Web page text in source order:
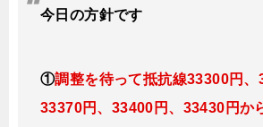
今日 の方針です
①調整を待って抵抗線33300円、
33370円、33400円、33430円か